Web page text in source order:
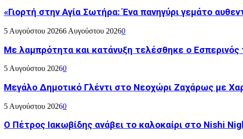
«Γιορτή στην Αγία Σωτήρα: Ένα πανηγύρι γεμάτο
5 Αυγούστου 20266 Αυγούστου 20260
Με λαμπρότητα και κατάνυξη τελέσθηκε ο
5 Αυγούστου 20260
Μεγάλο Δημοτικό Γλέντι στο Νεοχώρι Ζαχάρως με
5 Αυγούστου 20260
Ο Πέτρος Ιακωβίδης ανάβει το καλοκαίρι στο Nishi